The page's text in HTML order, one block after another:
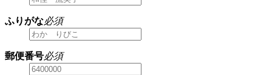
ふりがな必須
郵便番号必須